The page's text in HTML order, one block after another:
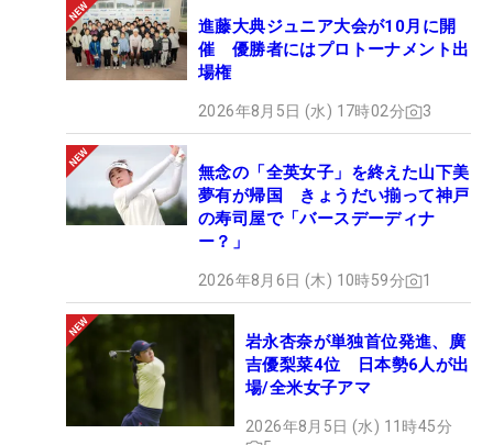
進藤大典ジュニア大会が10月に開
催 優勝者にはプロトーナメント出
場権
2026年8月5日 (水) 17時02分 3
無念の「全英女子」を終えた山下美
夢有が帰国 きょうだい揃って神戸
の寿司屋で「バースデーディナ
ー？」
2026年8月6日 (木) 10時59分 1
岩永杏奈が単独首位発進、廣
吉優梨菜4位 日本勢6人が出
場/全米女子アマ
2026年8月5日 (水) 11時45分